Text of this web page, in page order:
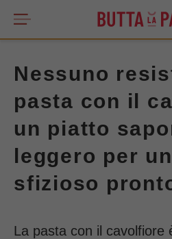
Nessuno
pasta con il
un piatto
leggero per
sfizioso
La pasta con il cavolfiore